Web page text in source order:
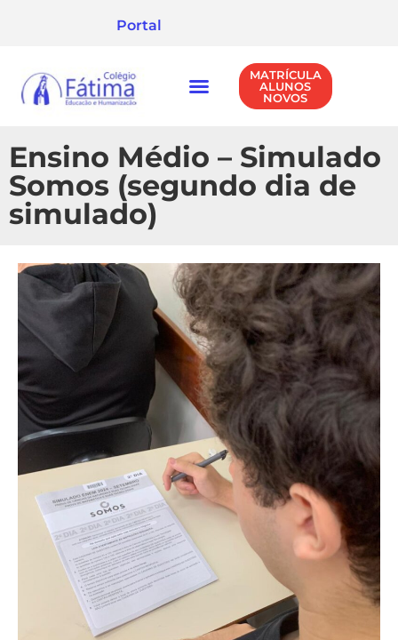
Portal
MATRÍCULA
ALUNOS
NOVOS
Ensino Médio – Simulado
Somos (segundo dia de
simulado)